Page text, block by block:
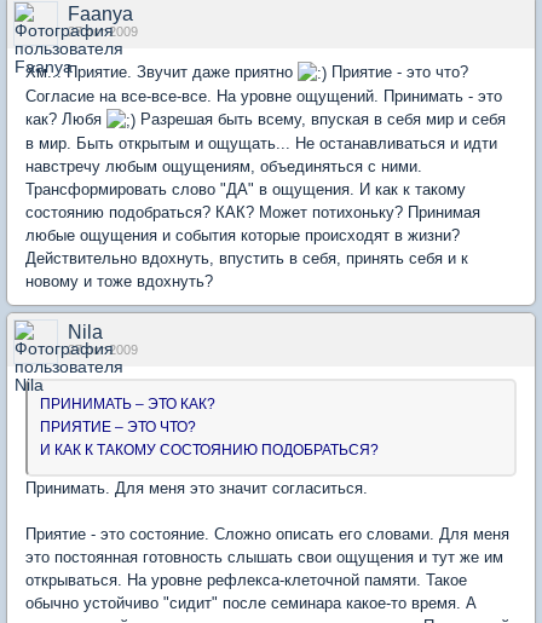
Faanya
27 окт 2009
Хм... Приятие. Звучит даже приятно
Приятие - это что?
Согласие на все-все-все. На уровне ощущений. Принимать - это
как? Любя
Разрешая быть всему, впуская в себя мир и себя
в мир. Быть открытым и ощущать... Не останавливаться и идти
навстречу любым ощущениям, объединяться с ними.
Трансформировать слово "ДА" в ощущения. И как к такому
состоянию подобраться? КАК? Может потихоньку? Принимая
любые ощущения и события которые происходят в жизни?
Действительно вдохнуть, впустить в себя, принять себя и к
новому и тоже вдохнуть?
Nila
27 окт 2009
ПРИНИМАТЬ – ЭТО КАК?
ПРИЯТИЕ – ЭТО ЧТО?
И КАК К ТАКОМУ СОСТОЯНИЮ ПОДОБРАТЬСЯ?
Принимать. Для меня это значит согласиться.
Приятие - это состояние. Сложно описать его словами. Для меня
это постоянная готовность слышать свои ощущения и тут же им
открываться. На уровне рефлекса-клеточной памяти. Такое
обычно устойчиво "сидит" после семинара какое-то время. А